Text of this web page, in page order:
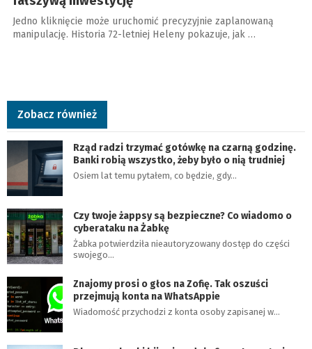
Jedno kliknięcie może uruchomić precyzyjnie zaplanowaną
manipulację. Historia 72-letniej Heleny pokazuje, jak …
Zobacz również
Rząd radzi trzymać gotówkę na czarną godzinę.
Banki robią wszystko, żeby było o nią trudniej
Osiem lat temu pytałem, co będzie, gdy…
Czy twoje żappsy są bezpieczne? Co wiadomo o
cyberataku na Żabkę
Żabka potwierdziła nieautoryzowany dostęp do części
swojego…
Znajomy prosi o głos na Zofię. Tak oszuści
przejmują konta na WhatsAppie
Wiadomość przychodzi z konta osoby zapisanej w…